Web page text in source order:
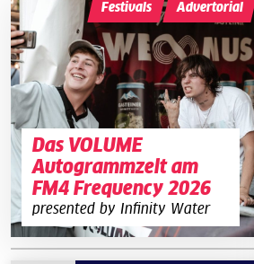
Das VOLUME
Autogrammzelt am
FM4 Frequency 2026
presented by Infinity Water
Festivals Advertorial